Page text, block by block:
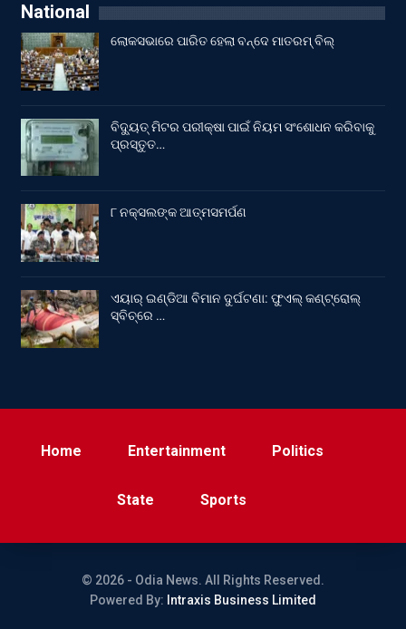
National
ଲୋକସଭାରେ ପାରିତ ହେଲା ବନ୍ଦେ ମାତରମ୍‌ ବିଲ୍‌
ବିଦ୍ୟୁତ୍ ମିଟର ପରୀକ୍ଷା ପାଇଁ ନିୟମ ସଂଶୋଧନ କରିବାକୁ
ପ୍ରସ୍ତୁତ…
୮ ନକ୍ସଲଙ୍କ ଆତ୍ମସମର୍ପଣ
ଏୟାର୍ ଇଣ୍ଡିଆ ବିମାନ ଦୁର୍ଘଟଣା: ଫୁଏଲ୍‌ କଣ୍ଟ୍ରୋଲ୍‌
ସ୍ବିଚ୍‌ରେ …
Home Entertainment Politics
State Sports
© 2026 - Odia News. All Rights Reserved.
Powered By: Intraxis Business Limited